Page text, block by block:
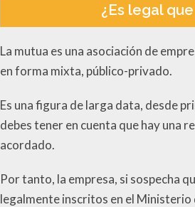
¿Es legal
La mutua es una asociación de
en forma mixta, público-privado.
Es una figura de larga data, desde
debes tener en cuenta que hay una
acordado.
Por tanto, la empresa, si sospecha
legalmente inscritos en el